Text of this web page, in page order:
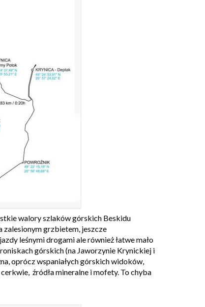
walory szlaków górskich Beskidu
zalesionym grzbietem, jeszcze
leśnymi drogami ale również łatwe mało
górskich (na Jaworzynie Krynickiej i
oprócz wspaniałych górskich widoków,
źródła mineralne i mofety. To chyba